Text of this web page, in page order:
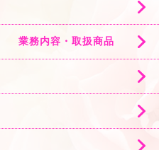
務内容・取扱商品